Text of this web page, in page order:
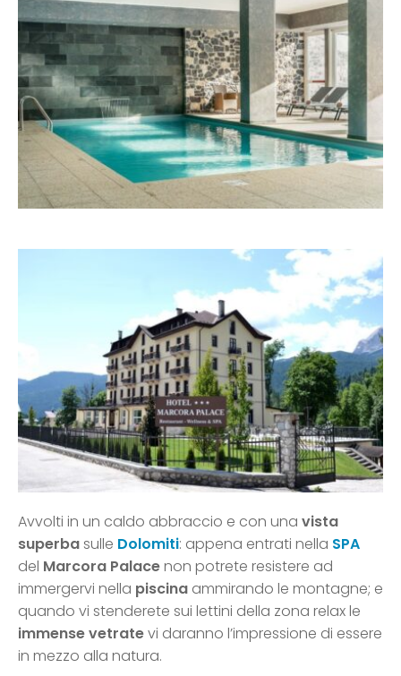
Avvolti in un caldo abbraccio e con una vista
superbasulle Dolomiti: appena entrati nella SPA
del Marcora Palacenon potrete resistere ad
immergervi nella piscina ammirando le montagne; e
quando vi stenderete sui lettini della zona relax le
immense vetratevi daranno l’impressione di essere
in mezzo alla natura.